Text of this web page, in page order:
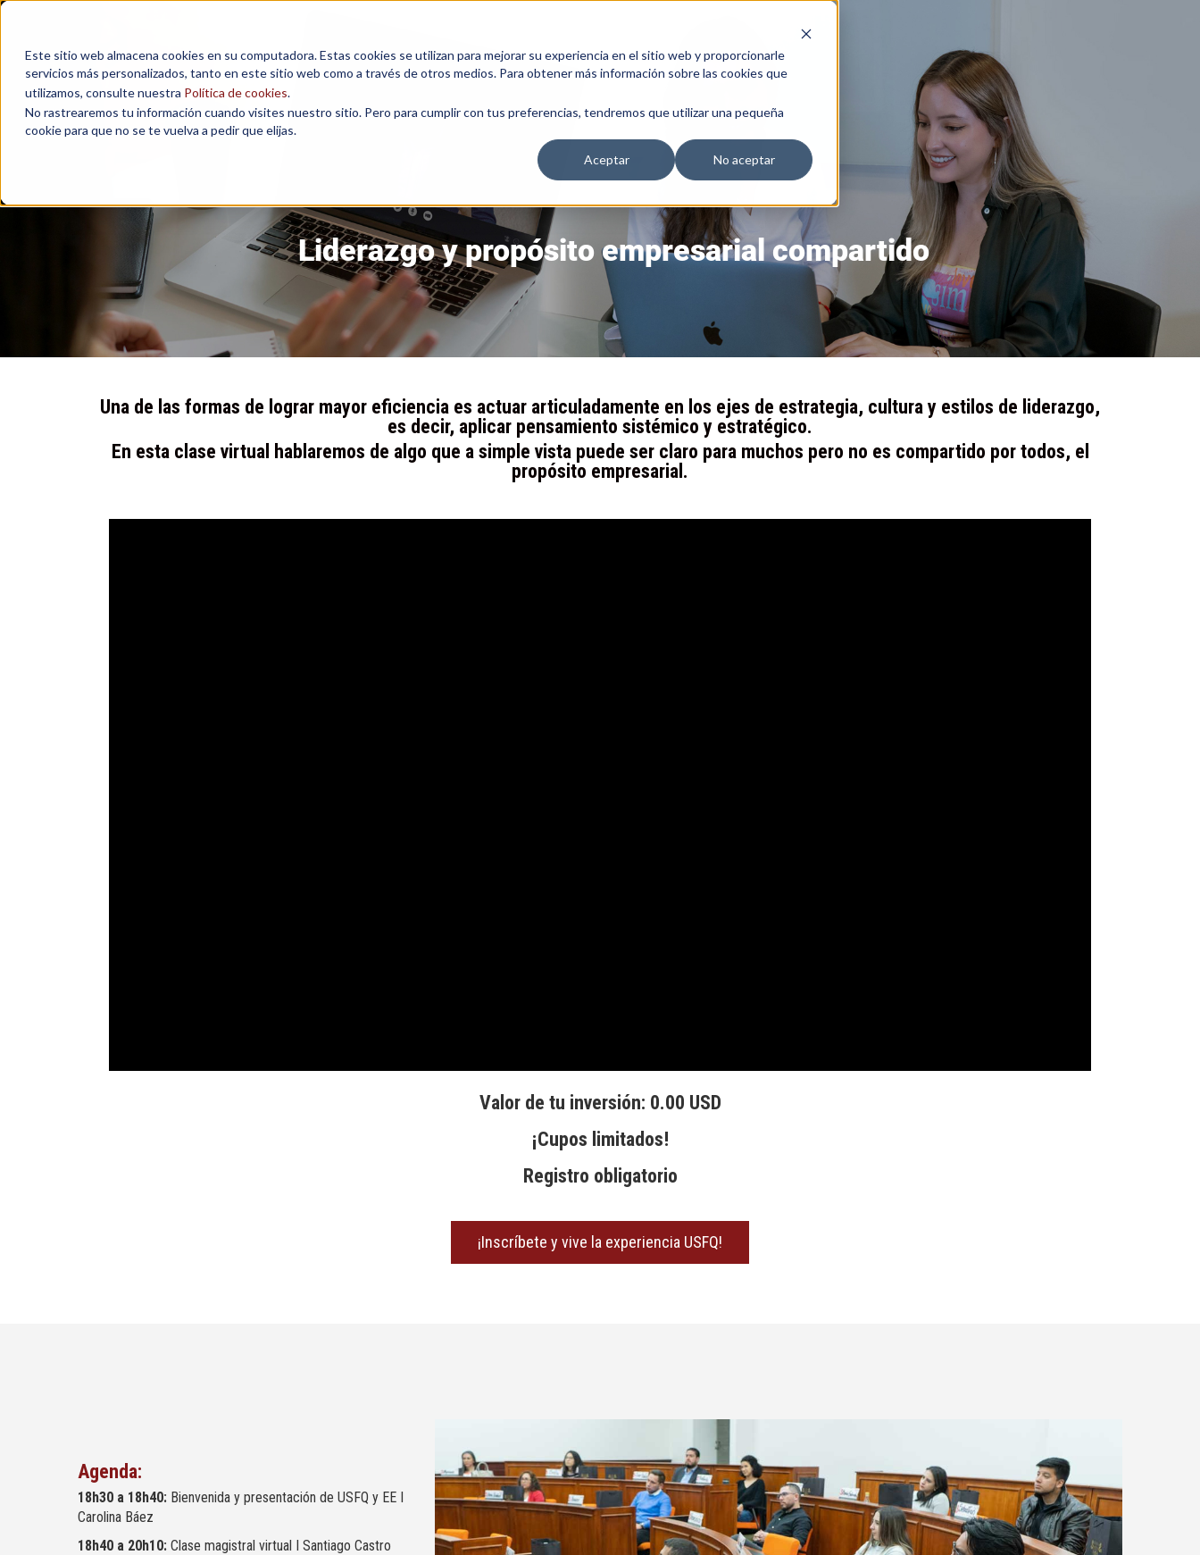
Este sitio web almacena cookies en su computadora. Estas cookies se utilizan para mejorar su experiencia en el sitio web y proporcionarle
servicios más personalizados, tanto en este sitio web como a través de otros medios. Para obtener más información sobre las cookies que
utilizamos, consulte nuestra Política de cookies.
No rastrearemos tu información cuando visites nuestro sitio. Pero para cumplir con tus preferencias, tendremos que utilizar una pequeña
cookie para que no se te vuelva a pedir que elijas.
Aceptar
No aceptar
Liderazgo y propósito empresarial compartido
Una de las formas de lograr mayor eficiencia es actuar articuladamente en los ejes de estrategia, cultura y estilos de liderazgo,
es decir, aplicar pensamiento sistémico y estratégico.
En esta clase virtual hablaremos de algo que a simple vista puede ser claro para muchos pero no es compartido por todos, el
propósito empresarial.
Valor de tu inversión: 0.00 USD
¡Cupos limitados!
Registro obligatorio
¡Inscríbete y vive la experiencia USFQ!
Agenda:
18h30 a 18h40: Bienvenida y presentación de USFQ y EE I
Carolina Báez
18h40 a 20h10: Clase magistral virtual I Santiago Castro